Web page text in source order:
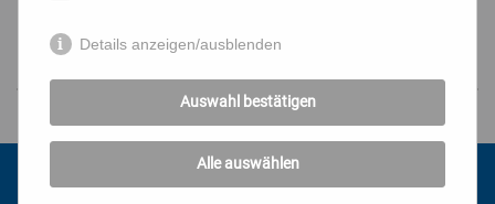
Details anzeigen/ausblenden
Auswahl bestätigen
Alle auswählen